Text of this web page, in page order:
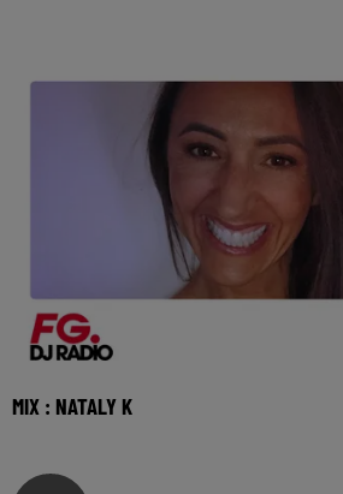
MIX : NATALY K